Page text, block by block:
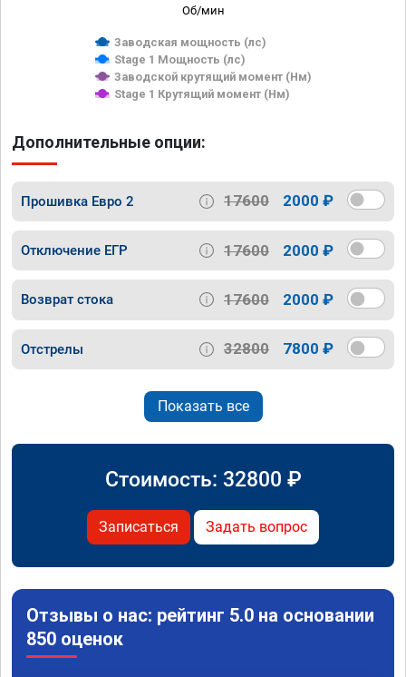
Об/мин
Заводская мощность (лс)
Stage 1 Мощность (лс)
Заводской крутящий момент (Нм)
Stage 1 Крутящий момент (Нм)
Дополнительные опции:
Прошивка Евро 2 17600 2000 ₽
Отключение ЕГР 17600 2000 ₽
Возврат стока 17600 2000 ₽
Отстрелы 32800 7800 ₽
Показать все
Стоимость: 32800 ₽
Записаться Задать вопрос
Отзывы о нас: рейтинг 5.0 на основании
850 оценок